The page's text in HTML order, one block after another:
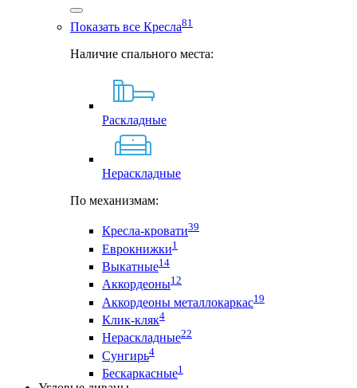
Показать все Кресла81
Наличие спального места:
Раскладные
Нераскладные
По механизмам:
Кресла-кровати39
Еврокнижки1
Выкатные14
Аккордеоны12
Аккордеоны металлокаркас19
Клик-кляк4
Нераскладные22
Сунгирь4
Бескаркасные1